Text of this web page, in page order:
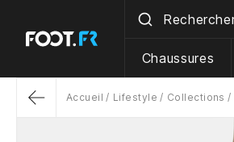
Chaussures
Accueil Lifestyle Collections